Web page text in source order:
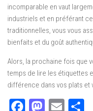
incomparable en vaut
industriels et en préférant
traditionnelles, vous vous
bienfaits et du goût
Alors, la prochaine fois que
temps de lire les étiquettes
différence dans vos plats et
Facebook
Email